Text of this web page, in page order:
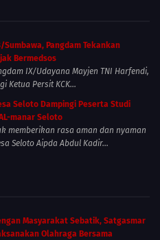
Sumbawa, Pangdam Tekankan
Bermedsos
IX/Udayana Mayjen TNI Harfendi,
Ketua Persit KCK...
Seloto Dampingi Peserta Studi
manar Seloto
memberikan rasa aman dan nyaman
Seloto Aipda Abdul Kadir...
Masyarakat Sebatik, Satgasmar
Olahraga Bersama